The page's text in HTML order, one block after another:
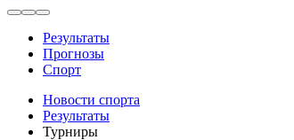
Результаты
Прогнозы
Спорт
Новости спорта
Результаты
Турниры